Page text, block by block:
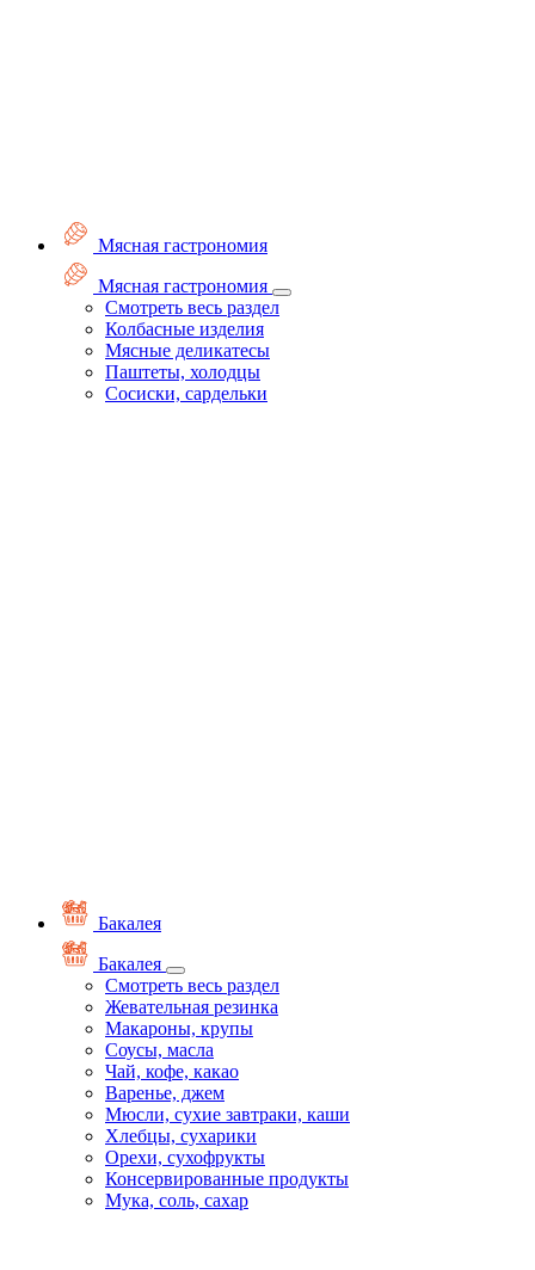
Мясная гастрономия
Мясная гастрономия
Смотреть весь раздел
Колбасные изделия
Мясные деликатесы
Паштеты, холодцы
Сосиски, сардельки
Бакалея
Бакалея
Смотреть весь раздел
Жевательная резинка
Макароны, крупы
Соусы, масла
Чай, кофе, какао
Варенье, джем
Мюсли, сухие завтраки, каши
Хлебцы, сухарики
Орехи, сухофрукты
Консервированные продукты
Мука, соль, сахар